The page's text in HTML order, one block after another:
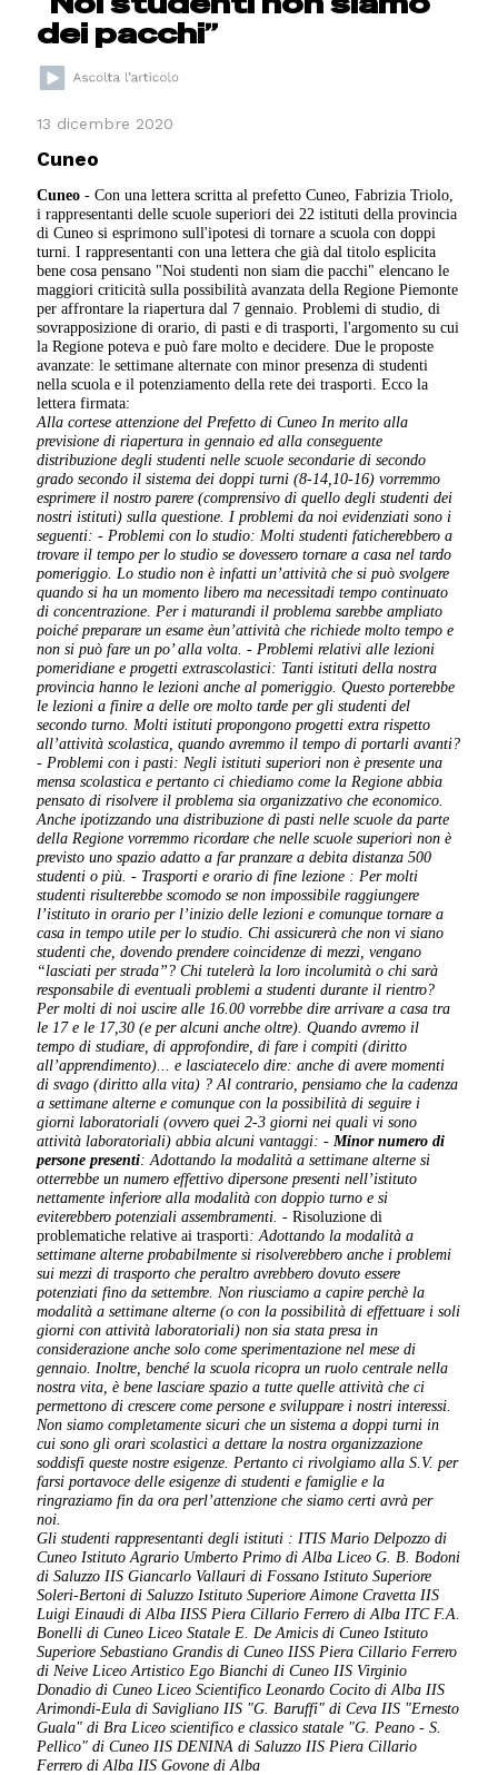
dei pacchi”
13 dicembre 2020
Cuneo
Cuneo - Con una lettera scritta al prefetto Cuneo, Fabrizia Triolo,
i rappresentanti delle scuole superiori dei 22 istituti della provincia
di Cuneo si esprimono sull'ipotesi di tornare a scuola con doppi
turni. I rappresentanti con una lettera che già dal titolo esplicita
bene cosa pensano "Noi studenti non siam die pacchi" elencano le
maggiori criticità sulla possibilità avanzata della Regione Piemonte
per affrontare la riapertura dal 7 gennaio. Problemi di studio, di
sovrapposizione di orario, di pasti e di trasporti, l'argomento su cui
la Regione poteva e può fare molto e decidere. Due le proposte
avanzate: le settimane alternate con minor presenza di studenti
nella scuola e il potenziamento della rete dei trasporti. Ecco la
lettera firmata:
Alla cortese attenzione del Prefetto di Cuneo In merito alla
previsione di riapertura in gennaio ed alla conseguente
distribuzione degli studenti nelle scuole secondarie di secondo
grado secondo il sistema dei doppi turni (8-14,10-16) vorremmo
esprimere il nostro parere (comprensivo di quello degli studenti dei
nostri istituti) sulla questione. I problemi da noi evidenziati sono i
seguenti: - Problemi con lo studio: Molti studenti faticherebbero a
trovare il tempo per lo studio se dovessero tornare a casa nel tardo
pomeriggio. Lo studio non è infatti un’attività che si può svolgere
quando si ha un momento libero ma necessitadi tempo continuato
di concentrazione. Per i maturandi il problema sarebbe ampliato
poiché preparare un esame èun’attività che richiede molto tempo e
non si può fare un po’ alla volta. - Problemi relativi alle lezioni
pomeridiane e progetti extrascolastici: Tanti istituti della nostra
provincia hanno le lezioni anche al pomeriggio. Questo porterebbe
le lezioni a finire a delle ore molto tarde per gli studenti del
secondo turno. Molti istituti propongono progetti extra rispetto
all’attività scolastica, quando avremmo il tempo di portarli avanti?
- Problemi con i pasti: Negli istituti superiori non è presente una
mensa scolastica e pertanto ci chiediamo come la Regione abbia
pensato di risolvere il problema sia organizzativo che economico.
Anche ipotizzando una distribuzione di pasti nelle scuole da parte
della Regione vorremmo ricordare che nelle scuole superiori non è
previsto uno spazio adatto a far pranzare a debita distanza 500
studenti o più. - Trasporti e orario di fine lezione : Per molti
studenti risulterebbe scomodo se non impossibile raggiungere
l’istituto in orario per l’inizio delle lezioni e comunque tornare a
casa in tempo utile per lo studio. Chi assicurerà che non vi siano
studenti che, dovendo prendere coincidenze di mezzi, vengano
“lasciati per strada”? Chi tutelerà la loro incolumità o chi sarà
responsabile di eventuali problemi a studenti durante il rientro?
Per molti di noi uscire alle 16.00 vorrebbe dire arrivare a casa tra
le 17 e le 17,30 (e per alcuni anche oltre). Quando avremo il
tempo di studiare, di approfondire, di fare i compiti (diritto
all’apprendimento)... e lasciatecelo dire: anche di avere momenti
di svago (diritto alla vita) ? Al contrario, pensiamo che la cadenza
a settimane alterne e comunque con la possibilità di seguire i
giorni laboratoriali (ovvero quei 2-3 giorni nei quali vi sono
attività laboratoriali) abbia alcuni vantaggi: - Minor numero di
persone presenti: Adottando la modalità a settimane alterne si
otterrebbe un numero effettivo dipersone presenti nell’istituto
nettamente inferiore alla modalità con doppio turno e si
eviterebbero potenziali assembramenti. -Risoluzione di
problematiche relative ai trasporti: Adottando la modalità a
settimane alterne probabilmente si risolverebbero anche i problemi
sui mezzi di trasporto che peraltro avrebbero dovuto essere
potenziati fino da settembre. Non riusciamo a capire perchè la
modalità a settimane alterne (o con la possibilità di effettuare i soli
giorni con attività laboratoriali) non sia stata presa in
considerazione anche solo come sperimentazione nel mese di
gennaio. Inoltre, benché la scuola ricopra un ruolo centrale nella
nostra vita, è bene lasciare spazio a tutte quelle attività che ci
permettono di crescere come persone e sviluppare i nostri interessi.
Non siamo completamente sicuri che un sistema a doppi turni in
cui sono gli orari scolastici a dettare la nostra organizzazione
soddisfi queste nostre esigenze. Pertanto ci rivolgiamo alla S.V. per
farsi portavoce delle esigenze di studenti e famiglie e la
ringraziamo fin da ora perl’attenzione che siamo certi avrà per
noi.
Gli studenti rappresentanti degli istituti : ITIS Mario Delpozzo di
Cuneo Istituto Agrario Umberto Primo di Alba Liceo G. B. Bodoni
di Saluzzo IIS Giancarlo Vallauri di Fossano Istituto Superiore
Soleri-Bertoni di Saluzzo Istituto Superiore Aimone Cravetta IIS
Luigi Einaudi di Alba IISS Piera Cillario Ferrero di Alba ITC F.A.
Bonelli di Cuneo Liceo Statale E. De Amicis di Cuneo Istituto
Superiore Sebastiano Grandis di Cuneo IISS Piera Cillario Ferrero
di Neive Liceo Artistico Ego Bianchi di Cuneo IIS Virginio
Donadio di Cuneo Liceo Scientifico Leonardo Cocito di Alba IIS
Arimondi-Eula di Savigliano IIS "G. Baruffi" di Ceva IIS "Ernesto
Guala" di Bra Liceo scientifico e classico statale "G. Peano - S.
Pellico" di Cuneo IIS DENINA di Saluzzo IIS Piera Cillario
Ferrero di Alba IIS Govone di Alba